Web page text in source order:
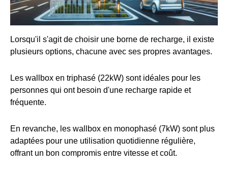
Lorsqu'il s'agit de choisir une borne de recharge, il existe
plusieurs options, chacune avec ses propres avantages.
Les wallbox en triphasé (22kW) sont idéales pour les
personnes qui ont besoin d'une recharge rapide et
fréquente.
En revanche, les wallbox en monophasé (7kW) sont plus
adaptées pour une utilisation quotidienne régulière,
offrant un bon compromis entre vitesse et coût.